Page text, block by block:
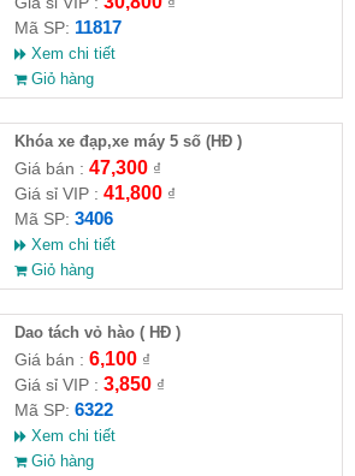
Mã SP: 11817
Xem chi tiết
Giỏ hàng
Khóa xe đạp,xe máy 5 số (HĐ )
Giá bán : 47,300₫
Giá sỉ VIP : 41,800₫
Mã SP: 3406
Xem chi tiết
Giỏ hàng
Dao tách vỏ hào ( HĐ )
Giá bán : 6,100₫
Giá sỉ VIP : 3,850₫
Mã SP: 6322
Xem chi tiết
Giỏ hàng